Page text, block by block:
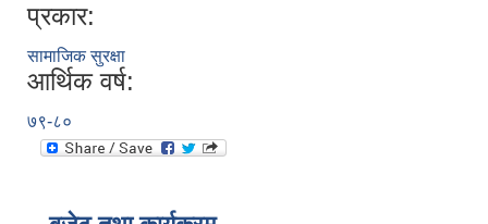
प्रकार:
सामाजिक सुरक्षा
आर्थिक वर्ष:
७९-८०